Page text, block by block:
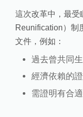
這次改革中，最
Reunification）制
文件，例如：
過去曾共同
經濟依賴的
需證明有合